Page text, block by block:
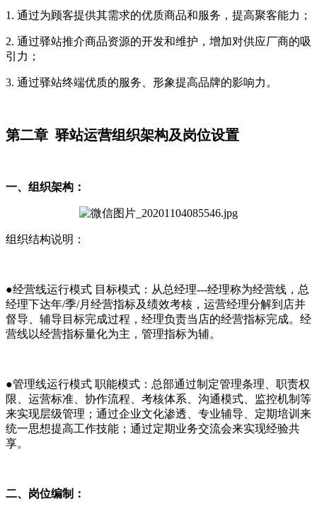
1. 通过为顾客提供其需求的优质商品和服务，提高聚客能力；
2. 通过驿站推介商品资源的开发和维护，增加对供应厂商的吸
引力；
3. 通过驿站终端优质的服务、形象提高品牌的影响力。
第二章 驿站运营组织架构及岗位设置
一、组织架构：
组织结构说明：
●经营线运行模式 目标模式：从总经理---经理称为经营线，总
经理下达年/季/月经营指标及绩效考核，运营经理分解到店并
督导、辅导目标完成过程，经理负责当店的经营指标完成。经
营线以经营指标量化为主，管理指标为辅。
●管理线运行模式 职能模式：总部通过制定管理条理、职责权
限、运营标准、协作流程、考核体系、沟通模式、监控机制等
来实现层级管理；通过企业文化渗透、专业辅导、定期培训来
统一思想提高工作技能；通过定期业务交流会来实现经验共
享。
二、岗位编制：